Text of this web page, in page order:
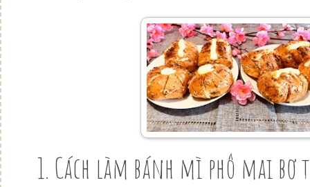
1. Cách làm bánh mì phô mai bơ